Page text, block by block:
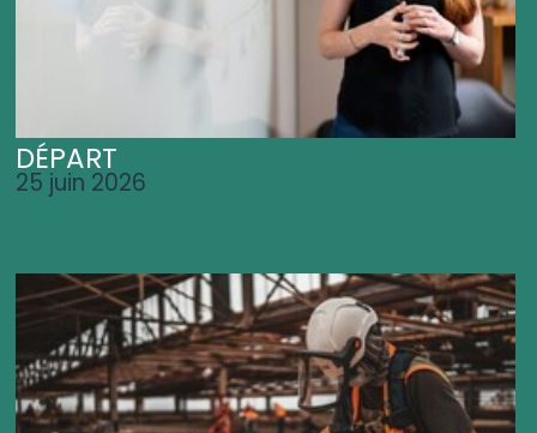
DÉPART
25 juin 2026